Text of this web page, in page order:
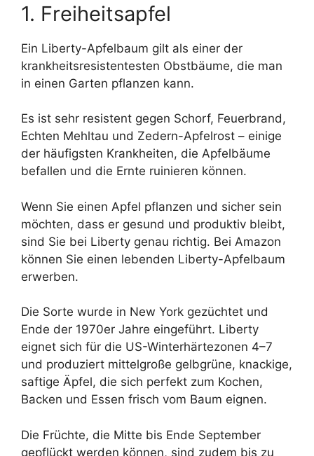
1. Freiheitsapfel
Ein Liberty-Apfelbaum gilt als einer der
krankheitsresistentesten Obstbäume, die man
in einen Garten pflanzen kann.
Es ist sehr resistent gegen Schorf, Feuerbrand,
Echten Mehltau und Zedern-Apfelrost – einige
der häufigsten Krankheiten, die Apfelbäume
befallen und die Ernte ruinieren können.
Wenn Sie einen Apfel pflanzen und sicher sein
möchten, dass er gesund und produktiv bleibt,
sind Sie bei Liberty genau richtig. Bei Amazon
können Sie einen lebenden Liberty-Apfelbaum
erwerben.
Die Sorte wurde in New York gezüchtet und
Ende der 1970er Jahre eingeführt. Liberty
eignet sich für die US-Winterhärtezonen 4–7
und produziert mittelgroße gelbgrüne, knackige,
saftige Äpfel, die sich perfekt zum Kochen,
Backen und Essen frisch vom Baum eignen.
Die Früchte, die Mitte bis Ende September
gepflückt werden können, sind zudem bis zu